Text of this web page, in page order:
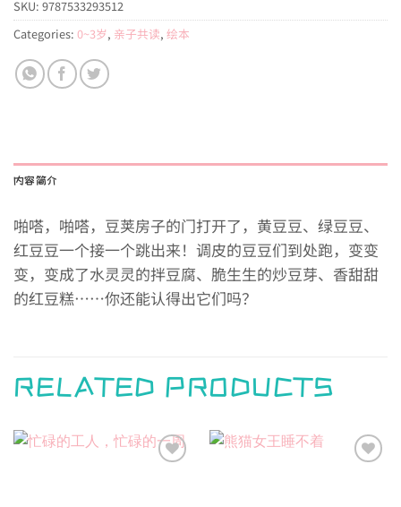
SKU: 9787533293512
Categories: 0~3岁, 亲子共读, 绘本
内容简介
啪嗒，啪嗒，豆荚房子的门打开了，黄豆豆、绿豆豆、
红豆豆一个接一个跳出来！调皮的豆豆们到处跑，变变
变，变成了水灵灵的拌豆腐、脆生生的炒豆芽、香甜甜
的红豆糕……你还能认得出它们吗？
RELATED PRODUCTS